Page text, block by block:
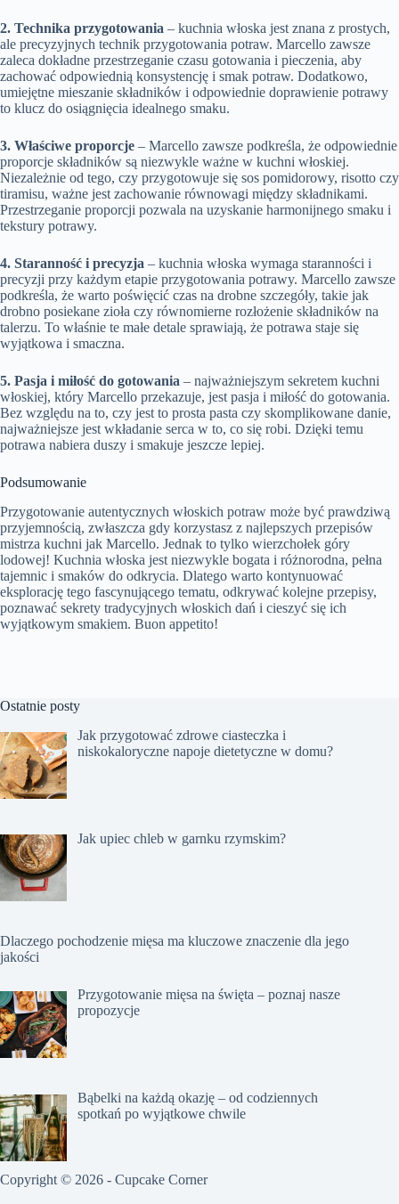
2. Technika przygotowania – kuchnia włoska jest znana z prostych,
ale precyzyjnych technik przygotowania potraw. Marcello zawsze
zaleca dokładne przestrzeganie czasu gotowania i pieczenia, aby
zachować odpowiednią konsystencję i smak potraw. Dodatkowo,
umiejętne mieszanie składników i odpowiednie doprawienie potrawy
to klucz do osiągnięcia idealnego smaku.
3. Właściwe proporcje – Marcello zawsze podkreśla, że odpowiednie
proporcje składników są niezwykle ważne w kuchni włoskiej.
Niezależnie od tego, czy przygotowuje się sos pomidorowy, risotto czy
tiramisu, ważne jest zachowanie równowagi między składnikami.
Przestrzeganie proporcji pozwala na uzyskanie harmonijnego smaku i
tekstury potrawy.
4. Staranność i precyzja – kuchnia włoska wymaga staranności i
precyzji przy każdym etapie przygotowania potrawy. Marcello zawsze
podkreśla, że warto poświęcić czas na drobne szczegóły, takie jak
drobno posiekane zioła czy równomierne rozłożenie składników na
talerzu. To właśnie te małe detale sprawiają, że potrawa staje się
wyjątkowa i smaczna.
5. Pasja i miłość do gotowania – najważniejszym sekretem kuchni
włoskiej, który Marcello przekazuje, jest pasja i miłość do gotowania.
Bez względu na to, czy jest to prosta pasta czy skomplikowane danie,
najważniejsze jest wkładanie serca w to, co się robi. Dzięki temu
potrawa nabiera duszy i smakuje jeszcze lepiej.
Podsumowanie
Przygotowanie autentycznych włoskich potraw może być prawdziwą
przyjemnością, zwłaszcza gdy korzystasz z najlepszych przepisów
mistrza kuchni jak Marcello. Jednak to tylko wierzchołek góry
lodowej! Kuchnia włoska jest niezwykle bogata i różnorodna, pełna
tajemnic i smaków do odkrycia. Dlatego warto kontynuować
eksplorację tego fascynującego tematu, odkrywać kolejne przepisy,
poznawać sekrety tradycyjnych włoskich dań i cieszyć się ich
wyjątkowym smakiem. Buon appetito!
Ostatnie posty
Jak przygotować zdrowe ciasteczka i
niskokaloryczne napoje dietetyczne w domu?
Jak upiec chleb w garnku rzymskim?
Dlaczego pochodzenie mięsa ma kluczowe znaczenie dla jego
jakości
Przygotowanie mięsa na święta – poznaj nasze
propozycje
Bąbelki na każdą okazję – od codziennych
spotkań po wyjątkowe chwile
Copyright © 2026 - Cupcake Corner